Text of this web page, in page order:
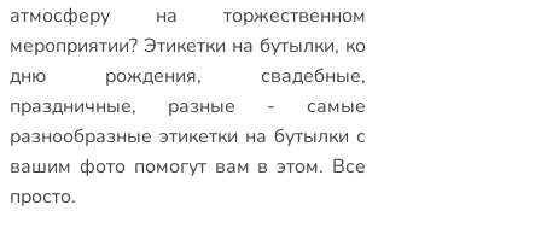
атмосферу на торжественном
мероприятии?Этикетки на бутылки, ко
дню рождения,свадебные,
праздничные, разные - самые
разнообразные этикетки на бутылки с
вашим фото помогут вам в этом. Все
просто.